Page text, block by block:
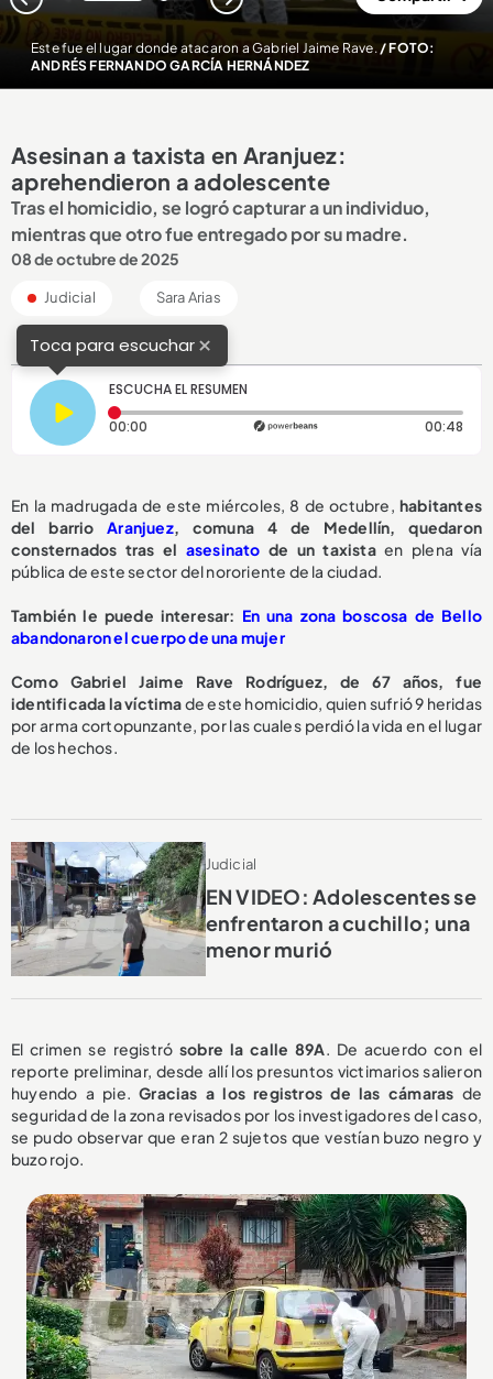
Este fue el lugar donde atacaron a Gabriel Jaime Rave. / FOTO:
ANDRÉS FERNANDO GARCÍA HERNÁNDEZ
Asesinan a taxista en Aranjuez:
aprehendieron a adolescente
Tras el homicidio, se logró capturar a un individuo,
mientras que otro fue entregado por su madre.
08 de octubre de 2025
Judicial Sara Arias
Toca para escuchar×
ESCUCHA EL RESUMEN
00:00 Tiempo transcurrido: 0 segundos 00:48
En la madrugada de este miércoles, 8 de octubre, habitantes
del barrioAranjuez, comuna 4 de Medellín, quedaron
consternados tras el asesinato de un taxistaen plena vía
pública de este sector del nororiente de la ciudad.
También le puede interesar: En una zona boscosa de Bello
abandonaron el cuerpo de una mujer
Como Gabriel Jaime Rave Rodríguez, de 67 años, fue
identificada la víctimade este homicidio, quien sufrió 9 heridas
por arma cortopunzante, por las cuales perdió la vida en el lugar
de los hechos.
Judicial
EN VIDEO: Adolescentes se
enfrentaron a cuchillo; una
menor murió
El crimen se registró sobre la calle 89A . De acuerdo con el
reporte preliminar, desde allí los presuntos victimarios salieron
huyendo a pie.Gracias a los registros de las cámaras de
seguridad de la zona revisados por los investigadores del caso,
se pudo observar que eran 2 sujetos que vestían buzo negro y
buzo rojo.